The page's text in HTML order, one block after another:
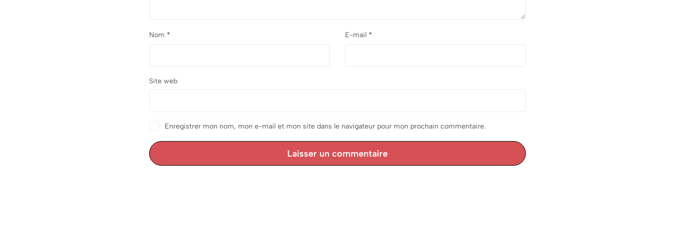
Nom * E-mail *
Site web
Enregistrer mon nom, mon e-mail et mon site dans le navigateur pour mon prochain commentaire.
Laisser un commentaire